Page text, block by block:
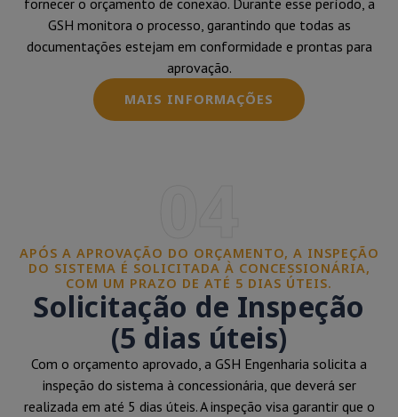
fornecer o orçamento de conexão. Durante esse período, a
GSH monitora o processo, garantindo que todas as
documentações estejam em conformidade e prontas para
aprovação.
MAIS INFORMAÇÕES
APÓS A APROVAÇÃO DO ORÇAMENTO, A INSPEÇÃO
DO SISTEMA É SOLICITADA À CONCESSIONÁRIA,
COM UM PRAZO DE ATÉ 5 DIAS ÚTEIS.
Solicitação de Inspeção
(5 dias úteis)
Com o orçamento aprovado, a GSH Engenharia solicita a
inspeção do sistema à concessionária, que deverá ser
realizada em até 5 dias úteis. A inspeção visa garantir que o